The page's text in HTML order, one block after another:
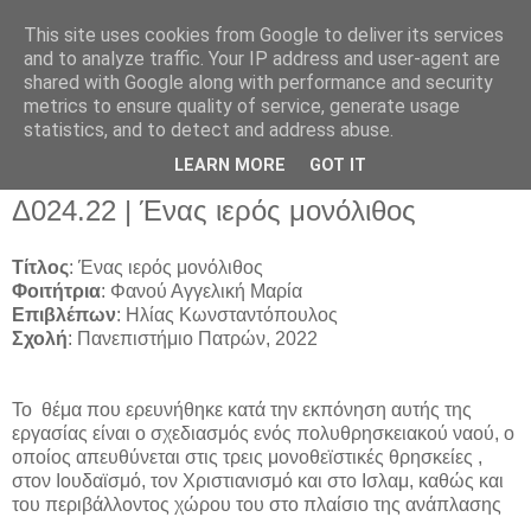
Δ024.22 | Ένας ιερός μονόλιθος
Τίτλος: Ένας ιερός μονόλιθος
Φοιτήτρια: Φανού Αγγελική Μαρία
Επιβλέπων: Ηλίας Κωνσταντόπουλος
Σχολή: Πανεπιστήμιο Πατρών, 2022
Το θέμα που ερευνήθηκε κατά την εκπόνηση αυτής της
εργασίας είναι ο σχεδιασμός ενός πολυθρησκειακού ναού, ο
οποίος απευθύνεται στις τρεις μονοθεϊστικές θρησκείες ,
στον Ιουδαϊσμό, τον Χριστιανισμό και στο Ισλαμ, καθώς και
του περιβάλλοντος χώρου του στο πλαίσιο της ανάπλασης
This site uses cookies from Google to deliver its services
and to analyze traffic. Your IP address and user-agent are
shared with Google along with performance and security
metrics to ensure quality of service, generate usage
statistics, and to detect and address abuse.
LEARN MORE GOT IT